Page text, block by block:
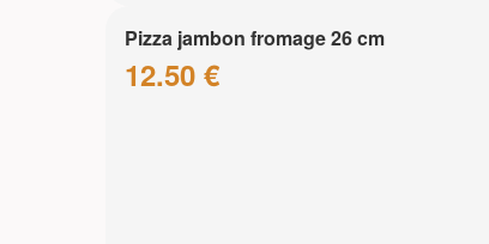
Pizza jambon fromage 26 cm
12.50 €